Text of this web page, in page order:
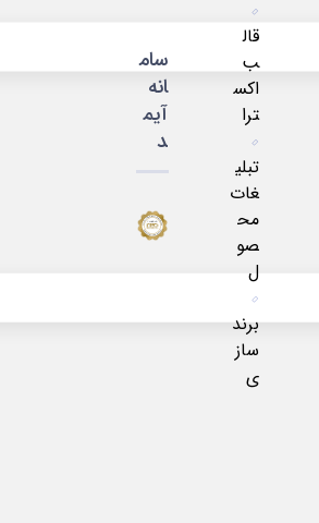
قال
ب
اکس
ترا
تبلی
غات
مح
صو
ل
برند
ساز
ی
سام
انه
آیم
د